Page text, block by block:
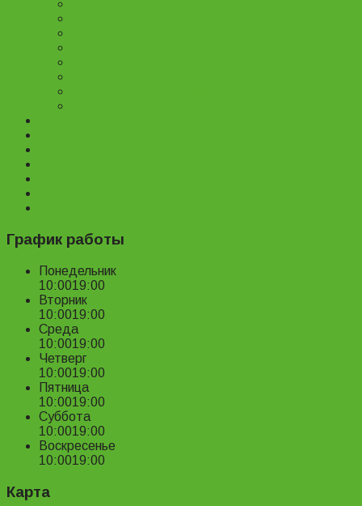
График работы
Понедельник
10:0019:00
Вторник
10:0019:00
Среда
10:0019:00
Четверг
10:0019:00
Пятница
10:0019:00
Суббота
10:0019:00
Воскресенье
10:0019:00
Карта